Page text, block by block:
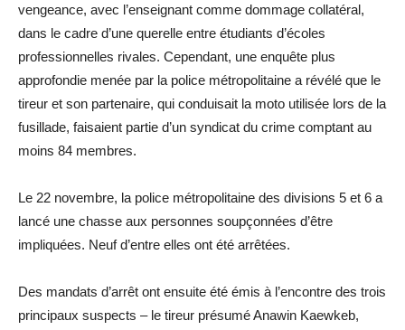
vengeance, avec l’enseignant comme dommage collatéral,
dans le cadre d’une querelle entre étudiants d’écoles
professionnelles rivales. Cependant, une enquête plus
approfondie menée par la police métropolitaine a révélé que le
tireur et son partenaire, qui conduisait la moto utilisée lors de la
fusillade, faisaient partie d’un syndicat du crime comptant au
moins 84 membres.
Le 22 novembre, la police métropolitaine des divisions 5 et 6 a
lancé une chasse aux personnes soupçonnées d’être
impliquées. Neuf d’entre elles ont été arrêtées.
Des mandats d’arrêt ont ensuite été émis à l’encontre des trois
principaux suspects – le tireur présumé Anawin Kaewkeb,